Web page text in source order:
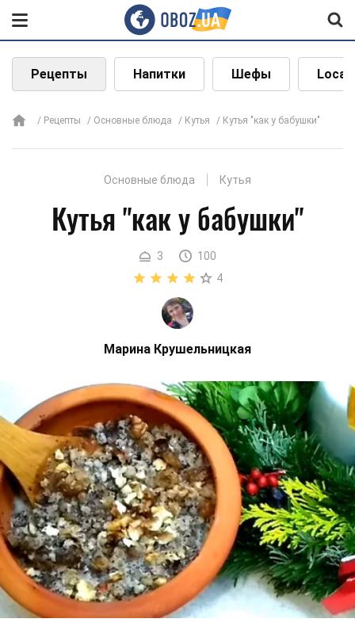
Рецепты Напитки Шефы Local
Рецепты Основные блюда Кутья Кутья "как у бабушки"
Основные блюда Кутья
Кутья "как у бабушки"
3
100
4
Марина Крушельницкая